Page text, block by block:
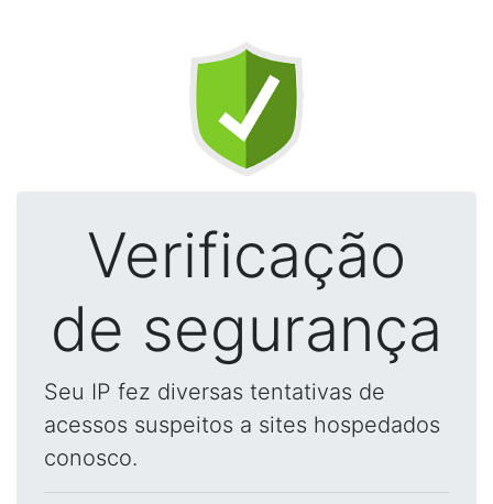
Verificação
de segurança
Seu IP fez diversas tentativas de
acessos suspeitos a sites hospedados
conosco.